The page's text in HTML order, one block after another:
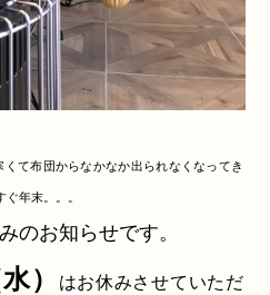
くて布団からなかなか出られなくなってき
年末。。。
のお知らせです。
）
はお休みさせていただ